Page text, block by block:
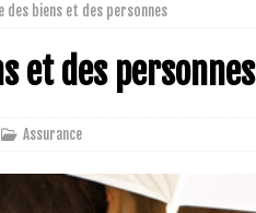
des biens et des personnes
et des personnes
Assurance